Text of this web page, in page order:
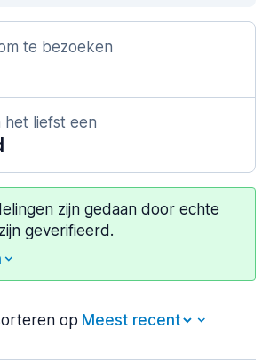
te bezoeken
het liefst een
zijn gedaan door echte
geverifieerd.
op